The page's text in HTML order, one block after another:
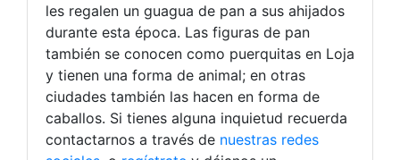
les regalen un guagua de pan a sus ahijados
durante esta época. Las figuras de pan
también se conocen como puerquitas en Loja
y tienen una forma de animal; en otras
ciudades también las hacen en forma de
caballos. Si tienes alguna inquietud recuerda
contactarnos a través de nuestras redes